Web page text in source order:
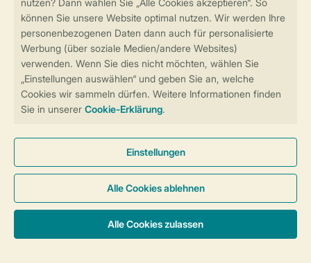
Sicherstellung Deiner Privatsphäre
Weitere Informationen und Einstellungen
Sicheres Bezahlen
Allgemeine Bedingungen Impressum
Cookies und Banner
Barrierefreiheit